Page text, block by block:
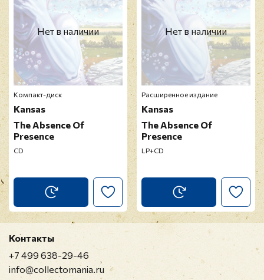
Нет в наличии
Компакт-диск
Kansas
The Absence Of
Presence
CD
Нет в наличии
Расширенное издание
Kansas
The Absence Of
Presence
LP+CD
Контакты
+7 499 638-29-46
info@collectomania.ru